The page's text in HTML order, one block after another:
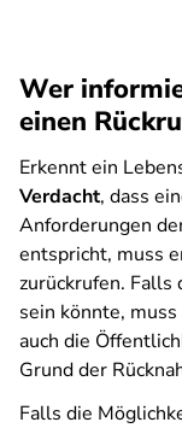
Wer
einen
Erkennt ein
Verdacht, dass
Anforderungen
entspricht, muss
zurückrufen. Falls
sein könnte,
auch die
Grund der
Falls die